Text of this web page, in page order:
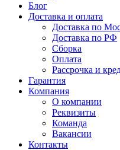
Блог
Доставка и оплата
Доставка по
Доставка по РФ
Сборка
Оплата
Рассрочка и
Гарантия
Компания
О компании
Реквизиты
Команда
Вакансии
Контакты